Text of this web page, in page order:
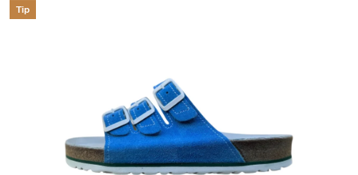
Tip